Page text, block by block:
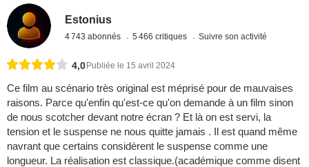
Estonius
4 743 abonnés 5 466 critiques Suivre son activité
4,0Publiée le 15 avril 2024
Ce film au scénario très original est méprisé pour de mauvaises
raisons. Parce qu'enfin qu'est-ce qu'on demande à un film sinon
de nous scotcher devant notre écran ? Et là on est servi, la
tension et le suspense ne nous quitte jamais . Il est quand même
navrant que certains considèrent le suspense comme une
longueur. La réalisation est classique.(académique comme disent